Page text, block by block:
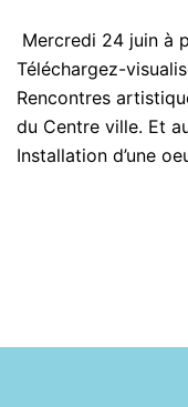
Mercredi 24 juin à
Téléchargez-
Rencontres
du Centre ville. Et
Installation d’une